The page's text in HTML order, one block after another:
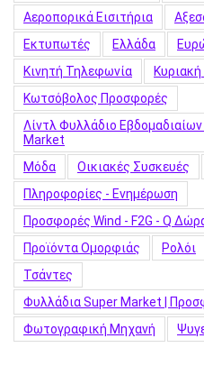
Αεροπορικά Εισιτήρια
Εκτυπωτές
Ελλάδα
Κινητή Τηλεφωνία
Κωτσόβολος Προσφορές
Λίντλ Φυλλάδιο
Market
Μόδα
Οικιακές Συσκευές
Πληροφορίες - Ενημέρωση
Προσφορές Wind - F2G - Q
Προϊόντα Ομορφιάς
Ρολόι
Τσάντες
Φυλλάδια Super Market |
Φωτογραφική Μηχανή